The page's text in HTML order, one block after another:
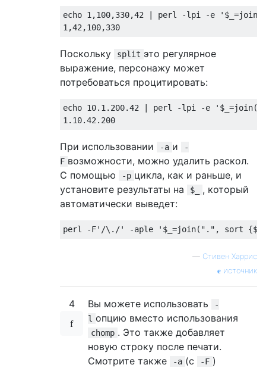
echo 1,100,330,42 | perl -lpi -e
Поскольку split это регулярное
выражение, персонажу может
потребоваться процитировать:
echo 10.1.200.42 | perl -lpi -e
При использовании -a и
-
F возможности, можно удалить раскол.
С помощью
-p цикла, как и раньше, и
установите результаты на
$_
, который
автоматически выведет:
— Стивен Харрис
источник
4 Вы можете использовать
-
l опцию вместо использования
chomp . Это также добавляет
новую строку после печати.
Смотрите также
-a (с -F )